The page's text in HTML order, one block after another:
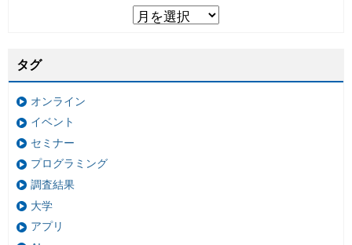
タグ
オンライン
イベント
セミナー
プログラミング
調査結果
大学
アプリ